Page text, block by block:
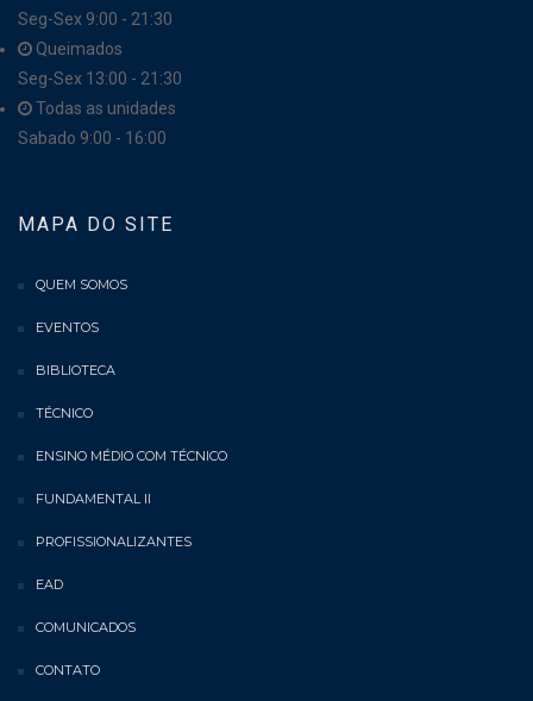
Seg-Sex 9:00 - 21:30
Queimados
Seg-Sex 13:00 - 21:30
Todas as unidades
Sabado 9:00 - 16:00
MAPA DO SITE
QUEM SOMOS
EVENTOS
BIBLIOTECA
TÉCNICO
ENSINO MÉDIO COM TÉCNICO
FUNDAMENTAL II
PROFISSIONALIZANTES
EAD
COMUNICADOS
CONTATO